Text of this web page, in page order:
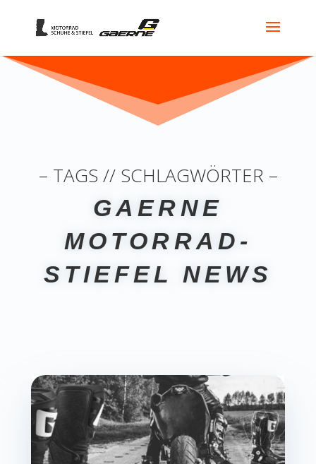
– TAGS // SCHLAGWÖRTER –
GAERNE
MOTORRAD-
STIEFEL NEWS